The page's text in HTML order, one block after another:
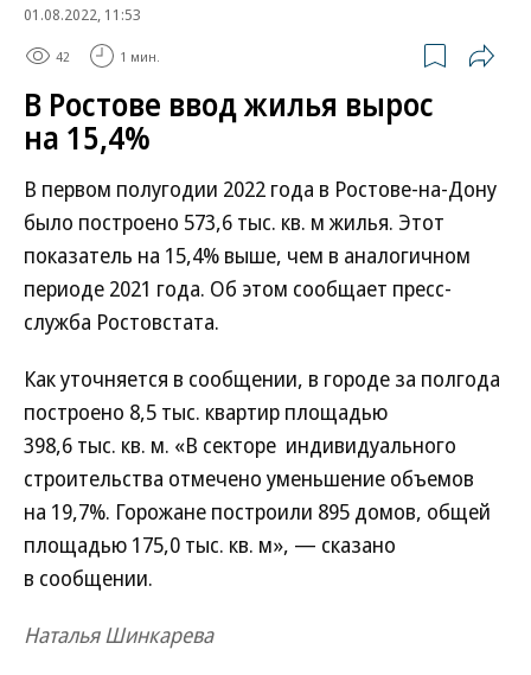
01.08.2022, 11:53
42 1 мин.
В Ростове ввод жилья вырос
на 15,4%
В первом полугодии 2022 года в Ростове-на-Дону
было построено 573,6 тыс. кв. м жилья. Этот
показатель на 15,4% выше, чем в аналогичном
периоде 2021 года. Об этом сообщает пресс-
служба Ростовстата.
Как уточняется в сообщении, в городе за полгода
построено 8,5 тыс. квартир площадью
398,6 тыс. кв. м. «В секторе индивидуального
строительства отмечено уменьшение объемов
на 19,7%. Горожане построили 895 домов, общей
площадью 175,0 тыс. кв. м», — сказано
в сообщении.
Наталья Шинкарева